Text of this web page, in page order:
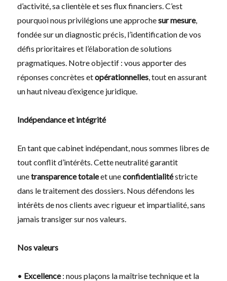
d’activité, sa clientèle et ses flux financiers. C’est
pourquoi nous privilégions une approchesur mesure,
fondée sur un diagnostic précis, l’identification de vos
défis prioritaires et l’élaboration de solutions
pragmatiques. Notre objectif : vous apporter des
réponses concrètes etopérationnelles , tout en assurant
un haut niveau d’exigence juridique.
Indépendance et intégrité
En tant que cabinet indépendant, nous sommes libres de
tout conflit d’intérêts. Cette neutralité garantit
unetransparence totaleet uneconfidentialitéstricte
dans le traitement des dossiers. Nous défendons les
intérêts de nos clients avec rigueur et impartialité, sans
jamais transiger sur nos valeurs.
Nos valeurs
• Excellence: nous plaçons la maîtrise technique et la